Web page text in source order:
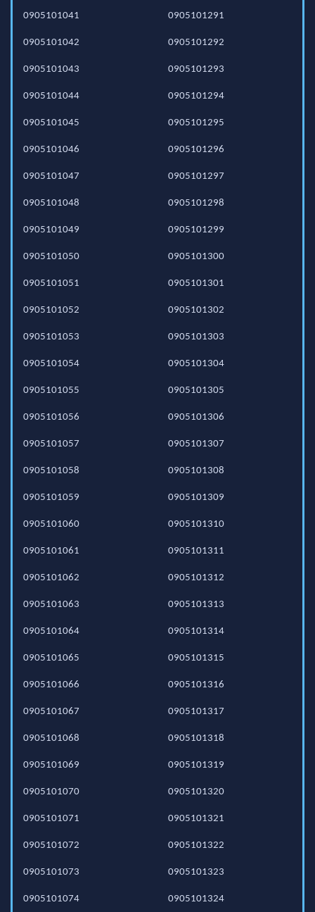
0905101041
0905101042
0905101043
0905101044
0905101045
0905101046
0905101047
0905101048
0905101049
0905101050
0905101051
0905101052
0905101053
0905101054
0905101055
0905101056
0905101057
0905101058
0905101059
0905101060
0905101061
0905101062
0905101063
0905101064
0905101065
0905101066
0905101067
0905101068
0905101069
0905101070
0905101071
0905101072
0905101073
0905101074
0905101291
0905101292
0905101293
0905101294
0905101295
0905101296
0905101297
0905101298
0905101299
0905101300
0905101301
0905101302
0905101303
0905101304
0905101305
0905101306
0905101307
0905101308
0905101309
0905101310
0905101311
0905101312
0905101313
0905101314
0905101315
0905101316
0905101317
0905101318
0905101319
0905101320
0905101321
0905101322
0905101323
0905101324